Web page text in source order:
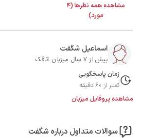
مشاهده همه نظرها (4
مورد)
اسماعیل شگفت
بیش از 7 سال میزبان اتاقک
زمان پاسخگویی
کمتر از 60 دقیقه
مشاهده پروفایل میزبان
سوالات متداول درباره شگفت